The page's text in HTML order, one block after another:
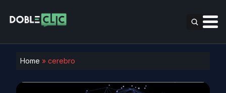
Home » cerebro